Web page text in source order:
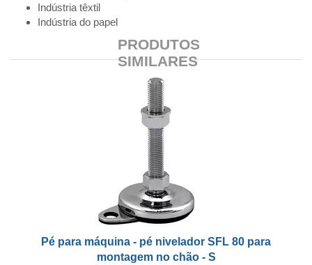
Indústria têxtil
Indústria do papel
PRODUTOS
SIMILARES
Pé para máquina - pé nivelador SFL 80 para
montagem no chão - S